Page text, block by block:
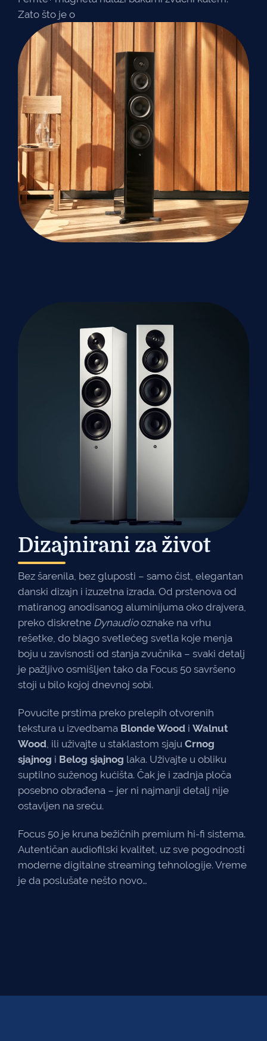
Zato što je o
Dizajnirani za život
Bez šarenila, bez gluposti – samo čist, elegantan
danski dizajn i izuzetna izrada. Od prstenova od
matiranog anodisanog aluminijuma oko drajvera,
preko diskretne Dynaudiooznake na vrhu
rešetke, do blago svetlećeg svetla koje menja
boju u zavisnosti od stanja zvučnika – svaki detalj
je pažljivo osmišljen tako da Focus 50 savršeno
stoji u bilo kojoj dnevnoj sobi.
Povucite prstima preko prelepih otvorenih
tekstura u izvedbama Blonde Wood i Walnut
Wood, ili uživajte u staklastom sjaju Crnog
sjajnog i Belog sjajnog laka. Uživajte u obliku
suptilno suženog kućišta. Čak je i zadnja ploča
posebno obrađena – jer ni najmanji detalj nije
ostavljen na sreću.
Focus 50 je kruna bežičnih premium hi-fi sistema.
Autentičan audiofilski kvalitet, uz sve pogodnosti
moderne digitalne streaming tehnologije. Vreme
je da poslušate nešto novo…